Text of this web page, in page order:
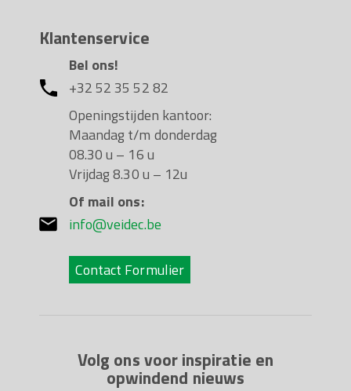
Klantenservice
Bel ons!
+32 52 35 52 82
Openingstijden kantoor:
Maandag t/m donderdag
08.30 u – 16 u
Vrijdag 8.30 u – 12u
Of mail ons:
info@veidec.be
Contact Formulier
Volg ons voor inspiratie en
opwindend nieuws